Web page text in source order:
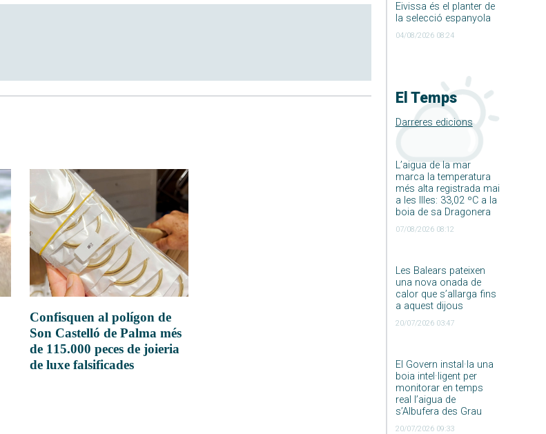
Eivissa és el planter de
la selecció espanyola
04/08/2026 08:24
El Temps
Darreres edicions
L’aigua de la mar
marca la temperatura
més alta registrada mai
a les Illes: 33,02 ºC a la
boia de sa Dragonera
07/08/2026 08:12
Les Balears pateixen
una nova onada de
calor que s’allarga fins
a aquest dijous
20/07/2026 03:47
El Govern instal·la una
boia intel·ligent per
monitorar en temps
real l’aigua de
s’Albufera des Grau
20/07/2026 09:33
Confisquen al polígon de
Son Castelló de Palma més
de 115.000 peces de joieria
de luxe falsificades